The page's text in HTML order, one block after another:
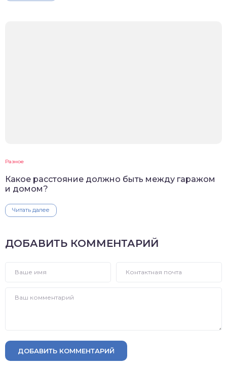
Разное
Какое расстояние должно быть между гаражом
и домом?
Читать далее
ДОБАВИТЬ КОММЕНТАРИЙ
ДОБАВИТЬ КОММЕНТАРИЙ